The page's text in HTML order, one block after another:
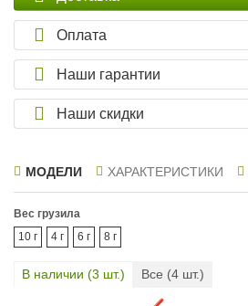
Оплата
Наши гарантии
Наши скидки
МОДЕЛИ ХАРАКТЕРИСТИКИ
Вес грузила
10 г
4 г 6 г 8 г
В наличии (3 шт.) Все (4 шт.)